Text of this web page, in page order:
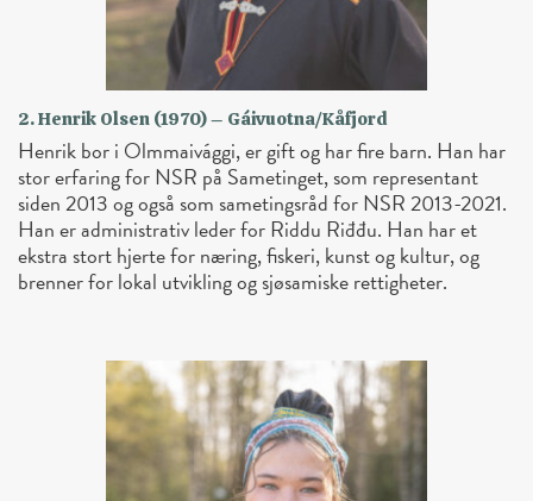
2. Henrik Olsen (1970) – Gáivuotna/Kåfjord
Henrik bor i Olmmaivággi, er gift og har fire barn. Han har
stor erfaring for NSR på Sametinget, som representant
siden 2013 og også som sametingsråd for NSR 2013-2021.
Han er administrativ leder for Riddu Riđđu. Han har et
ekstra stort hjerte for næring, fiskeri, kunst og kultur, og
brenner for lokal utvikling og sjøsamiske rettigheter.